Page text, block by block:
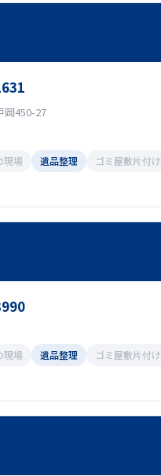
岡450-27
現場 遺品整理 ゴミ屋敷片付け
現場 遺品整理 ゴミ屋敷片付け